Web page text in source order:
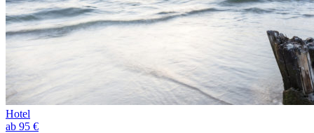
Hotel
ab 95 €